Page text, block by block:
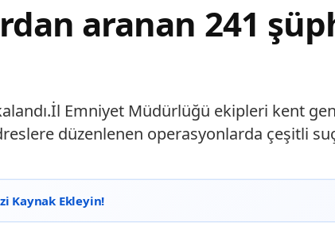
aranan 241
Emniyet Müdürlüğü ekipleri kent
düzenlenen operasyonlarda çeşitli
Kaynak Ekleyin!